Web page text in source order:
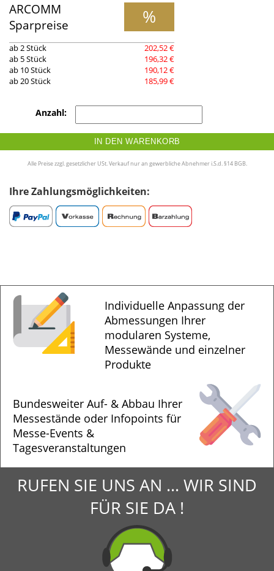
ARCOMM
Sparpreise
%
ab 2 Stück
202,52 €
ab 5 Stück
196,32 €
ab 10 Stück
190,12 €
ab 20 Stück
185,99 €
Anzahl:
IN DEN WARENKORB
Alle Preise zzgl. gesetzlicher USt. Verkauf nur an gewerbliche Abnehmer i.S.d. §14 BGB.
Ihre Zahlungsmöglichkeiten:
Individuelle Anpassung der
Abmessungen Ihrer
modularen Systeme,
Messewände und einzelner
Produkte
Bundesweiter Auf- & Abbau Ihrer
Messestände oder Infopoints für
Messe-Events &
Tagesveranstaltungen
RUFEN SIE UNS AN ... WIR SIND
FÜR SIE DA !